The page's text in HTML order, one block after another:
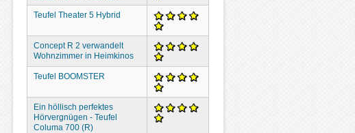
Teufel Theater 5 Hybrid
Concept R 2 verwandelt
Wohnzimmer in Heimkinos
Teufel BOOMSTER
Ein höllisch perfektes
Hörvergnügen - Teufel
Columa 700 (R)